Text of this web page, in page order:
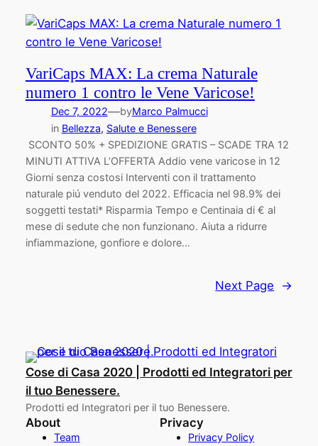
VariCaps MAX: La crema Naturale
numero 1 contro le Vene Varicose!
Dec 7, 2022—byMarco Palmucci
in Bellezza, Salute e Benessere
SCONTO 50% + SPEDIZIONE GRATIS – SCADE TRA 12
MINUTI ATTIVA L’OFFERTA Addio vene varicose in 12
Giorni senza costosi Interventi con il trattamento
naturale piú venduto del 2022. Efficacia nel 98.9% dei
soggetti testati* Risparmia Tempo e Centinaia di € al
mese di sedute che non funzionano. Aiuta a ridurre
infiammazione, gonfiore e dolore…
Next Page →
Cose di Casa 2020 | Prodotti ed Integratori per
il tuo Benessere.
Prodotti ed Integratori per il tuo Benessere.
About
Team
Privacy
Privacy Policy